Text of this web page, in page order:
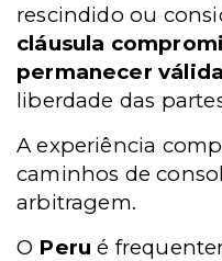
rescindido ou
cláusula
permanecer
liberdade das
A experiência
caminhos de
arbitragem.
O Peru é